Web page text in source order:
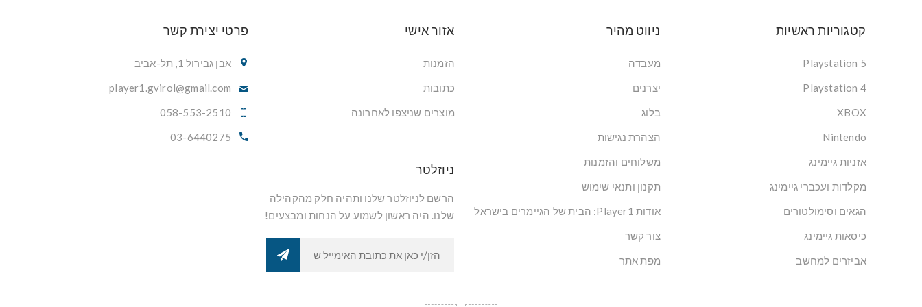
קטגוריות ראשיות
Playstation 5
Playstation 4
XBOX
Nintendo
אזניות גיימינג
מקלדות ועכברי גיימינג
הגאים וסימולטורים
כיסאות גיימינג
אביזרים למחשב
ניווט מהיר
מעבדה
יצרנים
בלוג
הצהרת נגישות
משלוחים והזמנות
תקנון ותנאי שימוש
אודות Player1: הבית של הגיימרים בישראל
צור קשר
מפת אתר
אזור אישי
הזמנות
כתובות
מוצרים שניצפו לאחרונה
פרטי יצירת קשר
אבן גבירול 1, תל-אביב
player1.gvirol@gmail.com
058-553-2510
03-6440275
ניוזלטר
הרשם לניוזלטר שלנו ותהיה חלק מהקהילה
שלנו. היה ראשון לשמוע על הנחות ומבצעים!